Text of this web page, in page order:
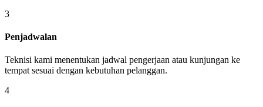
3
Penjadwalan
Teknisi kami menentukan jadwal pengerjaan atau kunjungan ke
tempat sesuai dengan kebutuhan pelanggan.
4